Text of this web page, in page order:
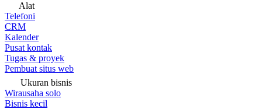
Alat
Telefoni
CRM
Kalender
Pusat kontak
Tugas & proyek
Pembuat situs web
Ukuran bisnis
Wirausaha solo
Bisnis kecil